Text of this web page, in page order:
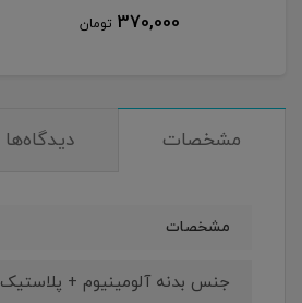
370,000 تومان
مشخصات دیدگاه‌ها
مشخصات
جنس بدنه آلومینیوم + پلاستیک